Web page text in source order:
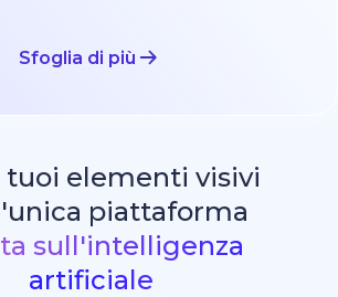
Sfoglia di più
elementi visivi
piattaforma
sull'intelligenza
artificiale